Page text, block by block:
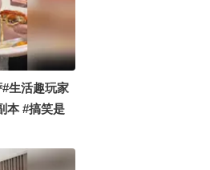
生活趣玩家
本 #搞笑是